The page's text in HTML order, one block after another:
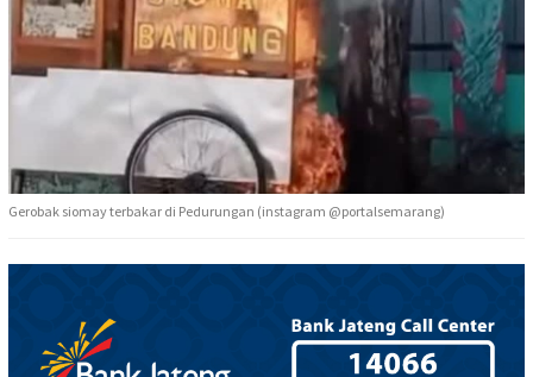
Gerobak siomay terbakar di Pedurungan (instagram @portalsemarang)